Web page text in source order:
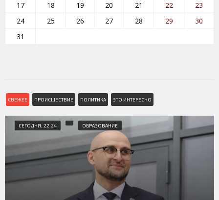
17
18 19 20 21 22
23
24
25 26 27 28 29
30
31
СВЕЖЕЕ ПРОИСШЕСТВИЕ ПОЛИТИКА ЭТО ИНТЕРЕСНО
СЕГОДНЯ, 22:24 ОБРАЗОВАНИЕ